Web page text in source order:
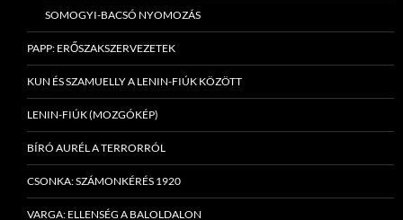
SOMOGYI-BACSÓ NYOMOZÁS
PAPP: ERŐSZAKSZERVEZETEK
KUN ÉS SZAMUELLY A LENIN-FIÚK KÖZÖTT
LENIN-FIÚK (MOZGÓKÉP)
BÍRÓ AURÉL A TERRORRÓL
CSONKA: SZÁMONKÉRÉS 1920
VARGA: ELLENSÉG A BALOLDALON